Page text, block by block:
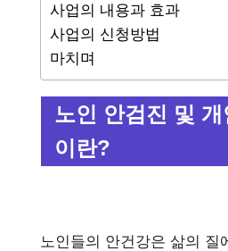
사업의 내용과 효과
사업의 신청방법
마치며
노인 안검진 및 개
이란?
노인들의 안건강은 삶의 질